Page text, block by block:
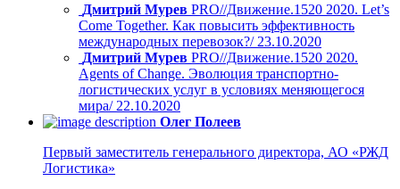
Дмитрий Мурев PRO//Движение.1520 2020. Let’s
Come Together. Как повысить эффективность
международных перевозок?/ 23.10.2020
Дмитрий Мурев PRO//Движение.1520 2020.
Agents of Change. Эволюция транспортно-
логистических услуг в условиях меняющегося
мира/ 22.10.2020
Олег Полеев
Первый заместитель генерального директора, АО «РЖД
Логистика»